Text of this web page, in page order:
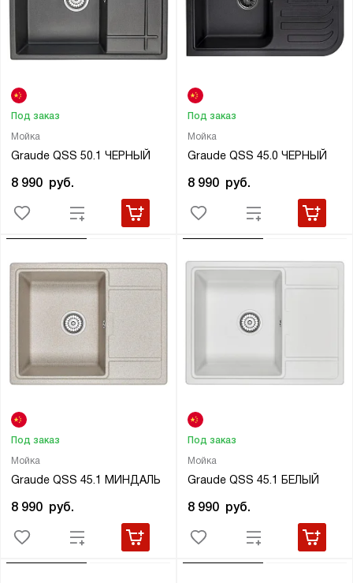
Мойка
Graude QSS 50.1 ЧЕРНЫЙ
Под заказ
8 990 руб.
Мойка
Graude QSS 45.0 ЧЕРНЫЙ
Под заказ
8 990 руб.
Мойка
Graude QSS 45.1 МИНДАЛЬ
Под заказ
8 990 руб.
Мойка
Graude QSS 45.1 БЕЛЫЙ
Под заказ
8 990 руб.